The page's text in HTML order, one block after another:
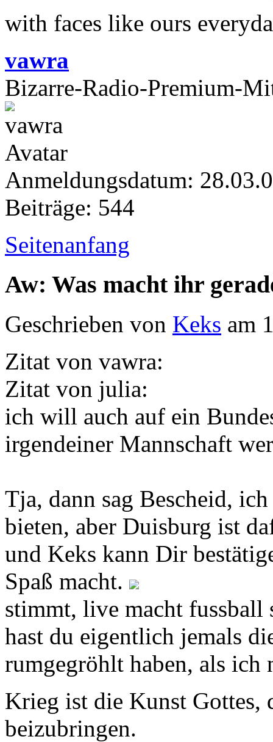
with faces like ours
vawra
Bizarre-Radio-Premium-
Anmeldungsdatum:
Beiträge: 544
Seitenanfang
Aw: Was macht ihr
Geschrieben von Keks am
Zitat von vawra:
Zitat von julia:
ich will auch auf ein
irgendeiner Mannschaft
Tja, dann sag Bescheid,
bieten, aber Duisburg ist
und Keks kann Dir
Spaß macht.
stimmt, live macht
hast du eigentlich jemals
rumgegröhlt haben, als
Krieg ist die Kunst Gottes,
beizubringen.